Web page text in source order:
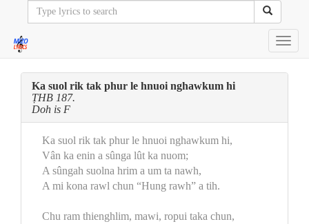
Ka suol rik tak phur le hnuoi nghawkum hi
ṬHB 187.
Doh is F
Ka suol rik tak phur le hnuoi nghawkum hi,
Vân ka enin a sûnga lût ka nuom;
A sûngah suolna hrim a um ta nawh,
A mi kona rawl chun “Hung rawh” a tih.
Chu ram thienghlim, mawi, ropui taka chun,